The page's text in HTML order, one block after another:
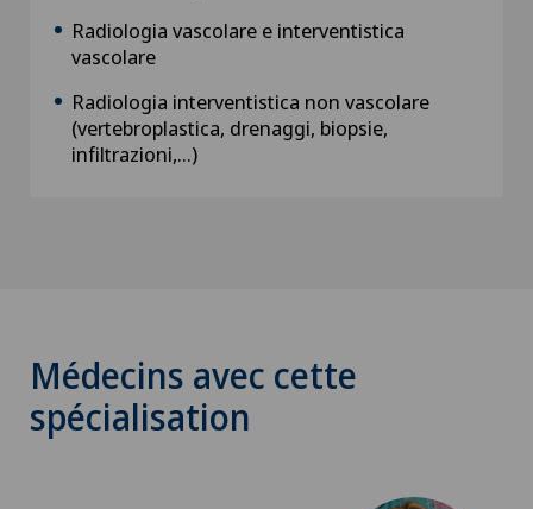
Radiologia vascolare e interventistica
vascolare
Radiologia interventistica non vascolare
(vertebroplastica, drenaggi, biopsie,
infiltrazioni,...)
Médecins avec cette
spécialisation